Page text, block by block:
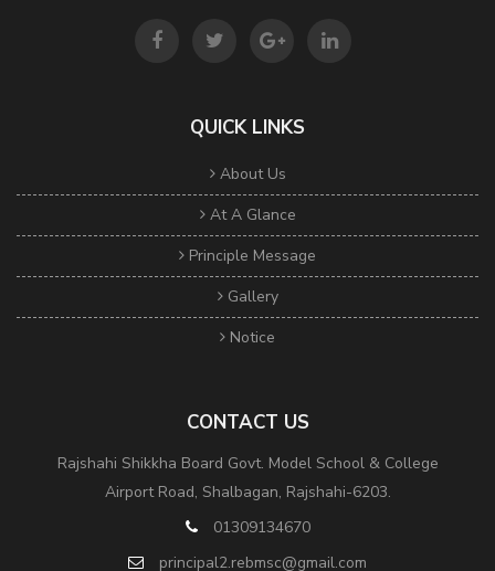
QUICK LINKS
About Us
At A Glance
Principle Message
Gallery
Notice
CONTACT US
Rajshahi Shikkha Board Govt. Model School & College
Airport Road, Shalbagan, Rajshahi-6203.
01309134670
principal2.rebmsc@gmail.com